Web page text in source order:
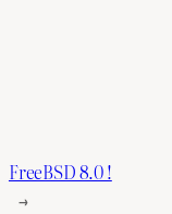
FreeBSD 8.0 !
→